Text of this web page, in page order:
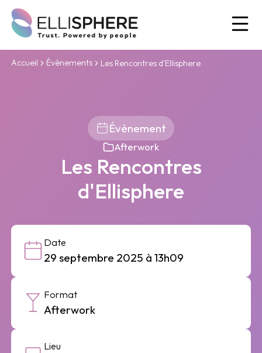
Accueil Évènements Les Rencontres d'Ellisphere
Évènement
Afterwork
Les Rencontres
d'Ellisphere
Date
29 septembre 2025 à 13h09
Format
Afterwork
Lieu